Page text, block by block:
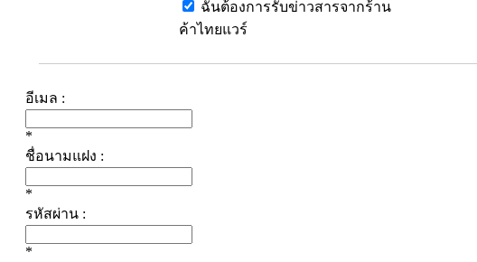
ฉันต้องการรับข่าวสารจากร้าน
ค้าไทยแวร์
อีเมล :
*
ชื่อนามแฝง :
*
รหัสผ่าน :
*